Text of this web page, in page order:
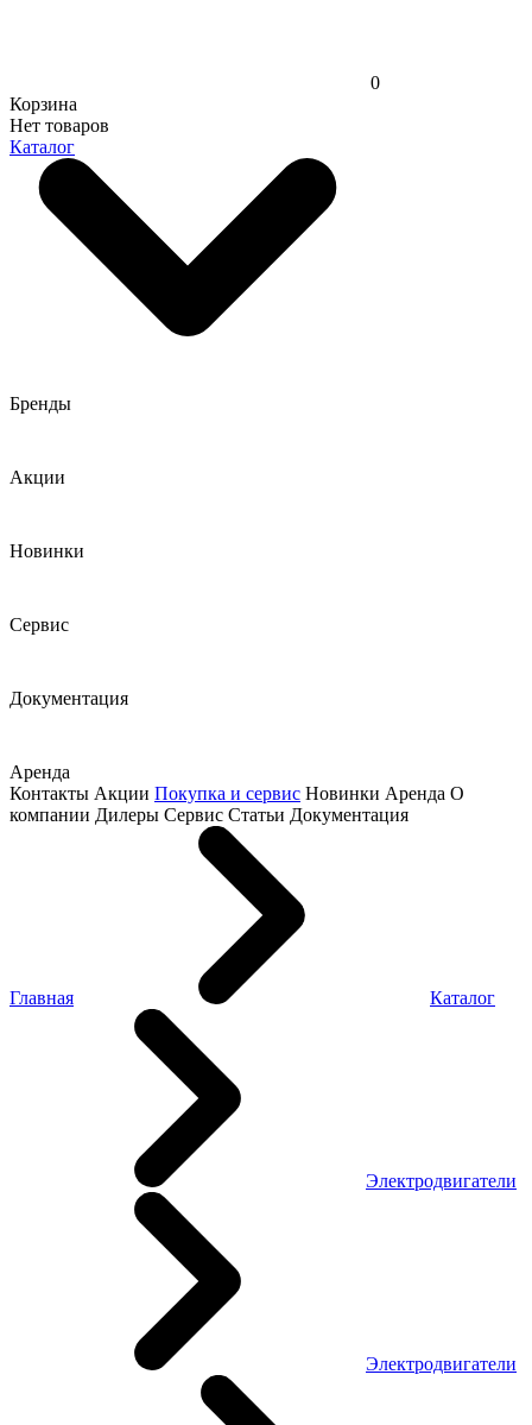
0
Корзина
Нет товаров
Каталог
Бренды
Акции
Новинки
Сервис
Документация
Аренда
Контакты Акции Покупка и сервис Новинки Аренда О
компании Дилеры Сервис Статьи Документация
Главная Каталог
Электродвигатели
Электродвигатели